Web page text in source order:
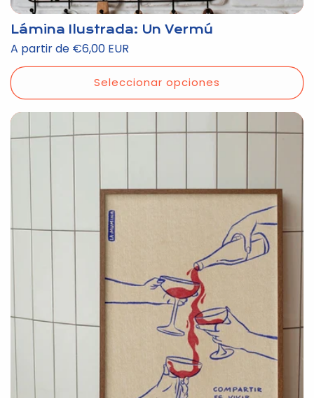
Lámina Ilustrada: Un Vermú
Precio
habitual
A partir de €6,00 EUR
Seleccionar opciones